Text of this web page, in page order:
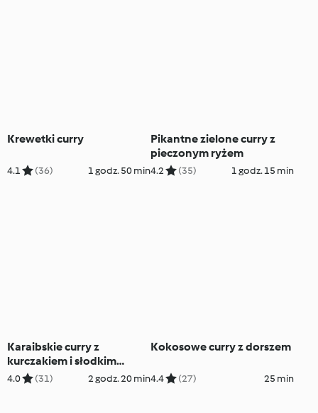
Krewetki curry
4.1 (36) 1 godz. 50 min
Pikantne zielone curry z
pieczonym ryżem
4.2 (35) 1 godz. 15 min
Karaibskie curry z
kurczakiem i słodkim
ryżem
4.0 (31) 2 godz. 20 min
Kokosowe curry z dorszem
4.4 (27) 25 min